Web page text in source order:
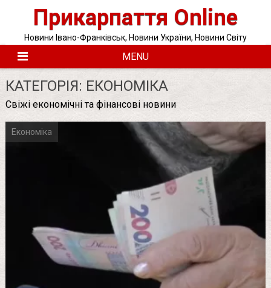
Прикарпаття Online
Новини Івано-Франківськ, Новини України, Новини Світу
MENU
КАТЕГОРІЯ: ЕКОНОМІКА
Свіжі економічні та фінансові новини
Економіка
Posts